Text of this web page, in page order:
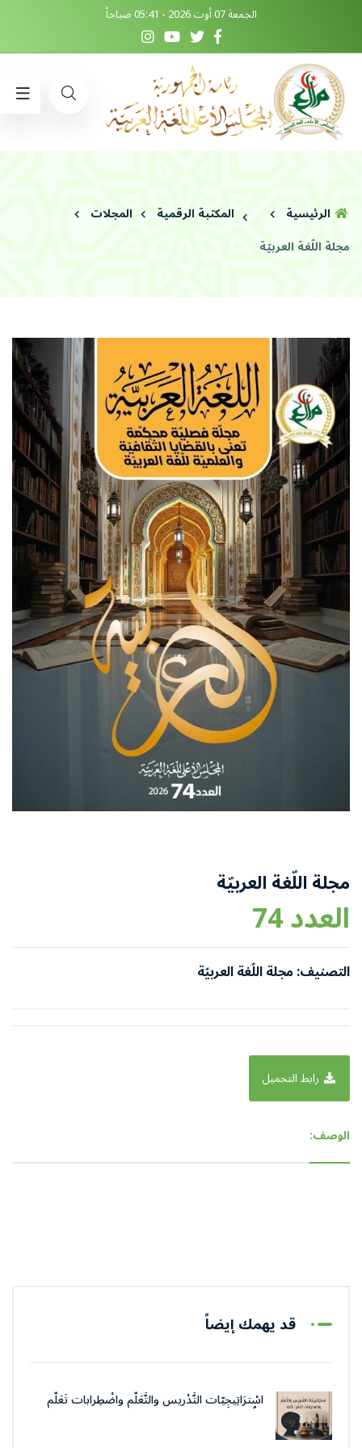
الجمعة 07 أوت 2026 - 05:41 صباحاً
الرئيسية المكتبة الرقمية
المجلات
مجلة اللّغة العربيّة
مجلة اللّغة العربيّة
العدد 74
التصنيف: مجلة اللّغة العربيّة
رابط التحميل
الوصف:
قد يهمك إيضاً
اسْترَاتِيجِيّات التَّدْريس والتَّعَلُّم واضْطِرابات تَعَلُّم